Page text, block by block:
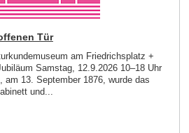
Tür
am Friedrichsplatz +
Samstag, 12.9.2026 10–18 Uhr
am 13. September 1876, wurde das
und...